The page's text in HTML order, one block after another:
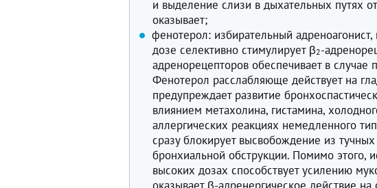
и выделение слизи в дыхательных путях
оказывает;
фенотерол: избирательный
дозе селективно стимулирует β2-
адренорецепторов обеспечивает в
Фенотерол расслабляюще действует на
предупреждает развитие
влиянием метахолина, гистамина,
аллергических реакциях немедленного
сразу блокирует высвобождение из
бронхиальной обструкции. Помимо этого,
высоких дозах способствует усилению